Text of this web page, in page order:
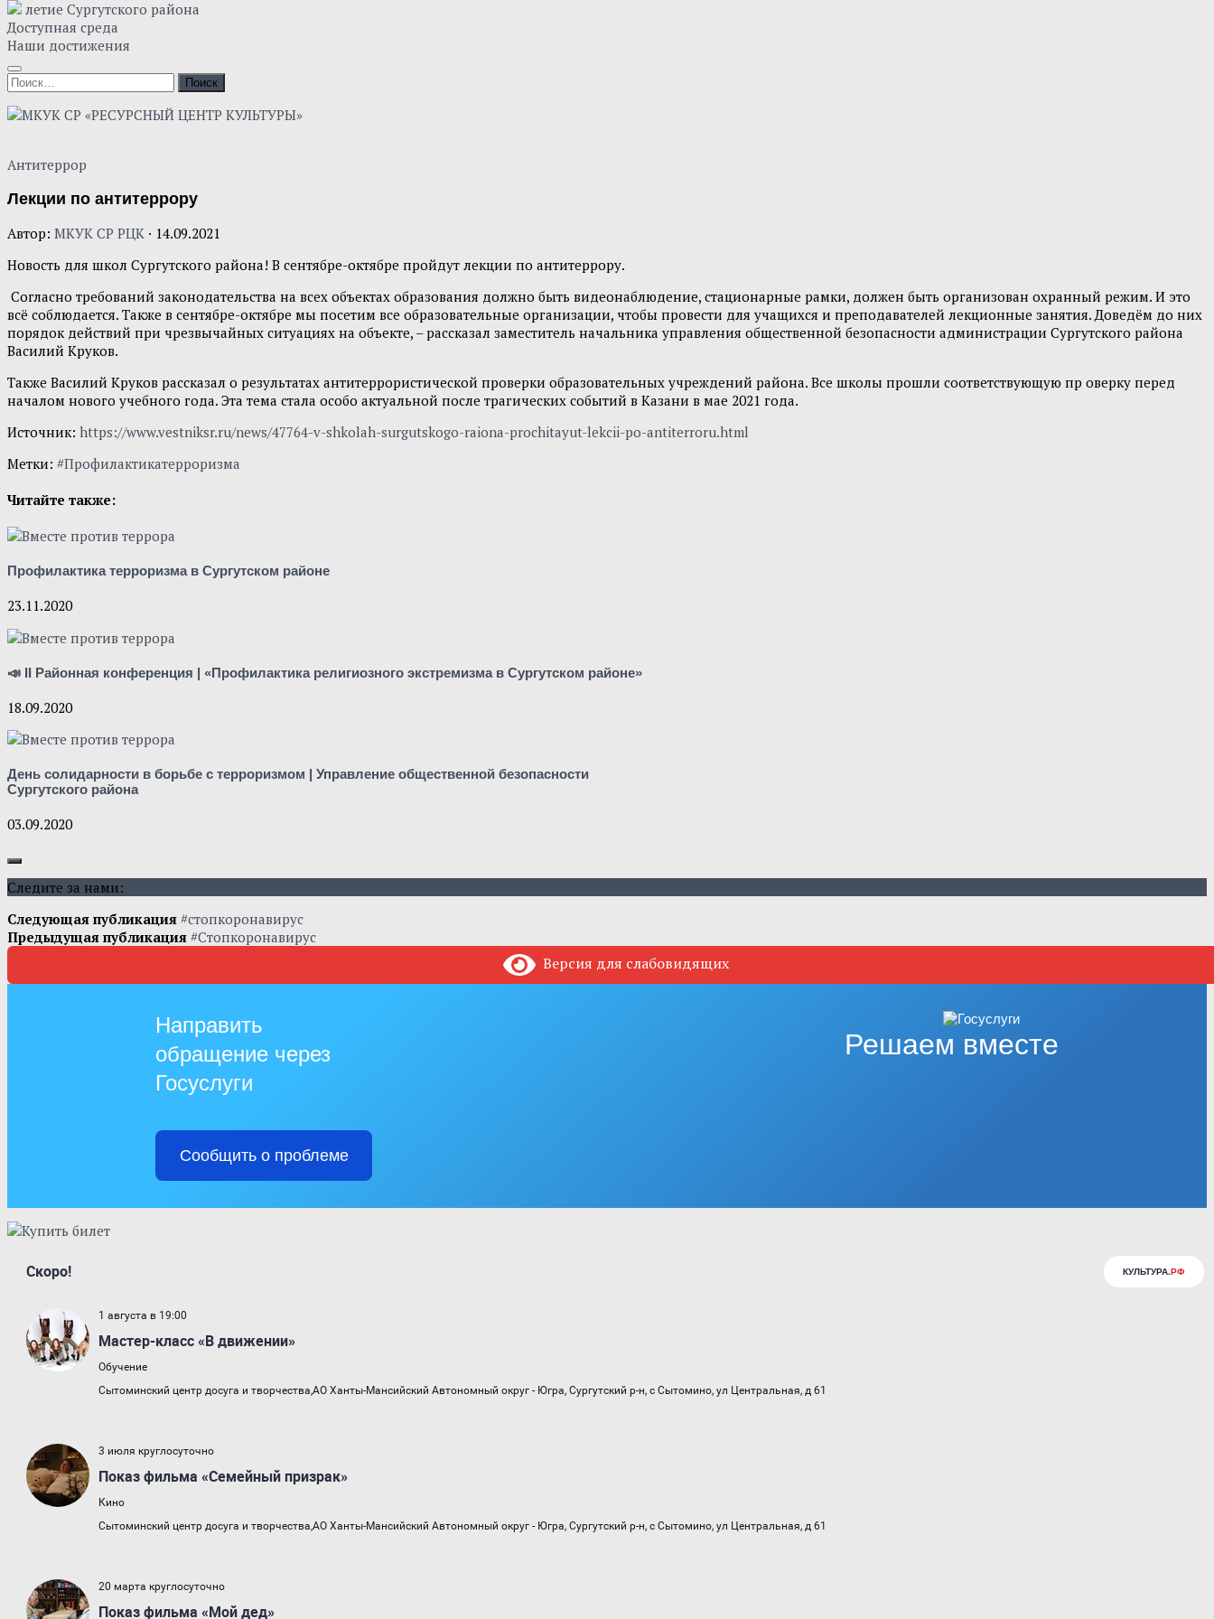
летие Сургутского района
Доступная среда
Наши достижения
Антитеррор
Лекции по антитеррору
Автор: МКУК СР РЦК · 14.09.2021
Новость для школ Сургутского района! В сентябре-октябре пройдут лекции по антитеррору.
Согласно требований законодательства на всех объектах образования должно быть видеонаблюдение, стационарные рамки, должен быть организован охранный режим. И это
всё соблюдается. Также в сентябре-октябре мы посетим все образовательные организации, чтобы провести для учащихся и преподавателей лекционные занятия. Доведём до них
порядок действий при чрезвычайных ситуациях на объекте, – рассказал заместитель начальника управления общественной безопасности администрации Сургутского района
Василий Круков.
Также Василий Круков рассказал о результатах антитеррористической проверки образовательных учреждений района. Все школы прошли соответствующую пр оверку перед
началом нового учебного года. Эта тема стала особо актуальной после трагических событий в Казани в мае 2021 года.
Источник: https://www.vestniksr.ru/news/47764-v-shkolah-surgutskogo-raiona-prochitayut-lekcii-po-antiterroru.html
Метки: #Профилактикатерроризма
Читайте также:
Профилактика терроризма в Сургутском районе
23.11.2020
📣 II Районная конференция | «Профилактика религиозного экстремизма в Сургутском районе»
18.09.2020
День солидарности в борьбе с терроризмом | Управление общественной безопасности
Сургутского района
03.09.2020
Следите за нами:
Следующая публикация #стопкоронавирус
Предыдущая публикация #Стопкоронавирус
Версия для слабовидящих
Решаем вместе
Направить
обращение через
Госуслуги
Сообщить о проблеме